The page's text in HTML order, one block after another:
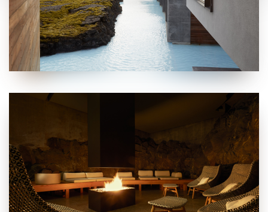
Cliccando sul tasto “Accetta tutti i cookie
” acconsenti
all’utilizzo di tutti i cookie, mentre cliccando su “Accetta
selezionati” acconsenti all’installazione dei soli cookie
selezionati nei riquadri sottostanti. Cliccando su “mostra
cookie e le terze parti che installano i cookie tramite il
presente sito. Puoi gestire in maniera del tutto autonoma i
cookie tramite la sezione "Cookie Policy - Impostazioni
Cookie", accettando o inibendo l'utilizzo delle diverse
tipologie di Cookie attive sul nostro sito.
Clicca qui per visualizzare l’Informativa Privacy.